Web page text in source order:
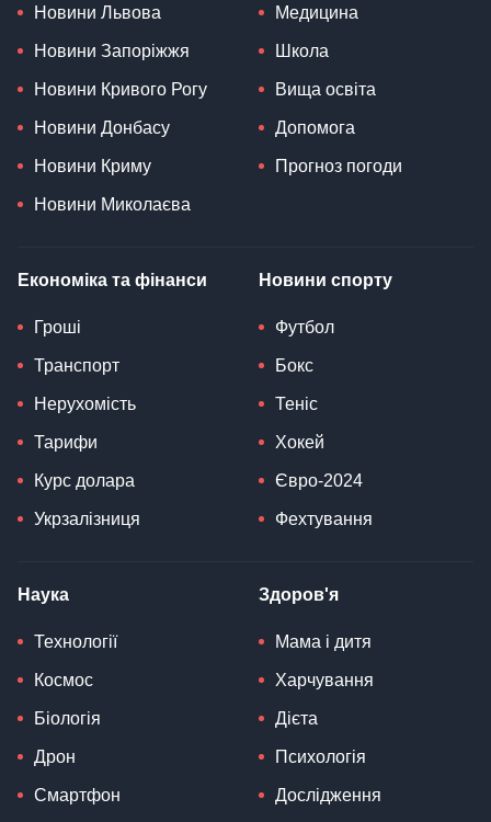
Новини Львова
Новини Запоріжжя
Новини Кривого Рогу
Новини Донбасу
Новини Криму
Новини Миколаєва
Медицина
Школа
Вища освіта
Допомога
Прогноз погоди
Економіка та фінанси
Гроші
Транспорт
Нерухомість
Тарифи
Курс долара
Укрзалізниця
Новини спорту
Футбол
Бокс
Теніс
Хокей
Євро-2024
Фехтування
Наука
Технології
Космос
Біологія
Дрон
Смартфон
Здоров'я
Мама і дитя
Харчування
Дієта
Психологія
Дослідження